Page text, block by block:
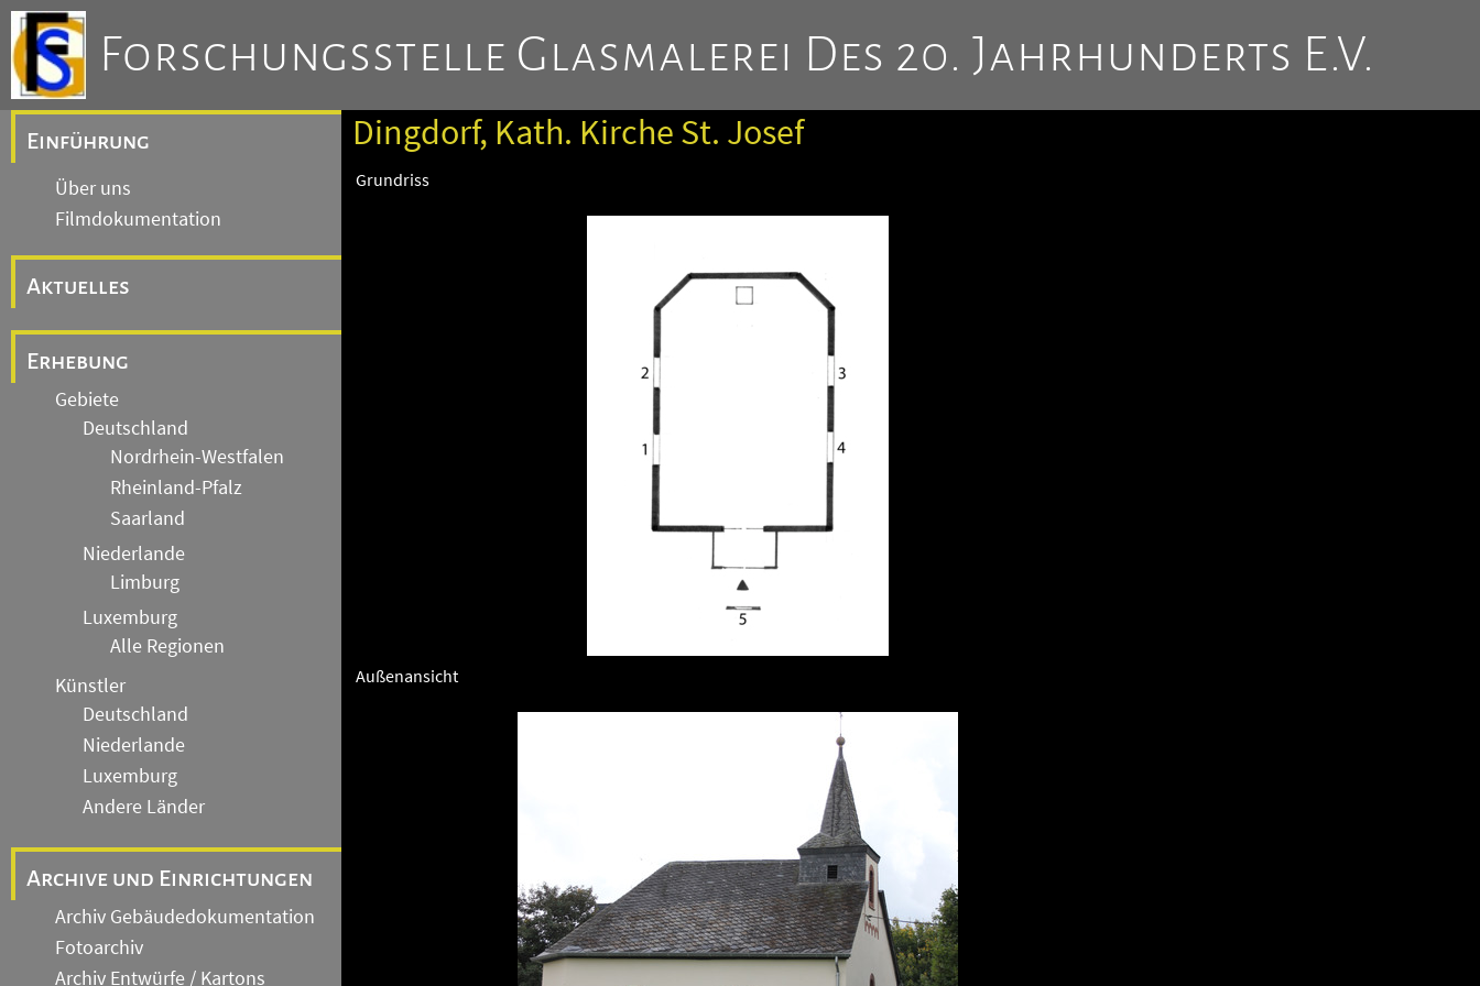
Forschungsstelle Glasmalerei Des 20. Jahrhunderts E.V.
Einführung
Über uns
Filmdokumentation
Aktuelles
Erhebung
Gebiete
Deutschland
Nordrhein-Westfalen
Rheinland-Pfalz
Saarland
Niederlande
Limburg
Luxemburg
Alle Regionen
Künstler
Deutschland
Niederlande
Luxemburg
Andere Länder
Archive und Einrichtungen
Archiv Gebäudedokumentation
Fotoarchiv
Archiv Entwürfe / Kartons
Dingdorf, Kath. Kirche St. Josef
Grundriss
Außenansicht